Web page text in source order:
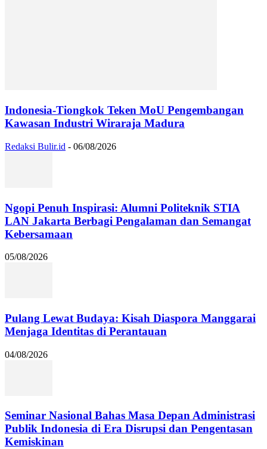
Indonesia-Tiongkok Teken MoU Pengembangan
Kawasan Industri Wiraraja Madura
Redaksi Bulir.id - 06/08/2026
Ngopi Penuh Inspirasi: Alumni Politeknik STIA
LAN Jakarta Berbagi Pengalaman dan Semangat
Kebersamaan
05/08/2026
Pulang Lewat Budaya: Kisah Diaspora Manggarai
Menjaga Identitas di Perantauan
04/08/2026
Seminar Nasional Bahas Masa Depan Administrasi
Publik Indonesia di Era Disrupsi dan Pengentasan
Kemiskinan